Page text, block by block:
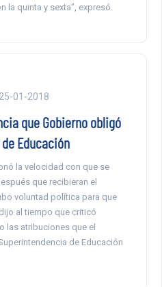
la quinta y sexta”, expresó.
25-01-2018
que Gobierno obligó
Educación
la velocidad con que se
que recibieran el
voluntad política para que
al tiempo que criticó
las atribuciones que el
de Educación